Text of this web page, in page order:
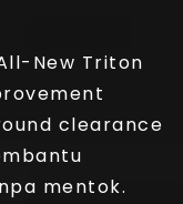
New Triton
clearance
mentok.